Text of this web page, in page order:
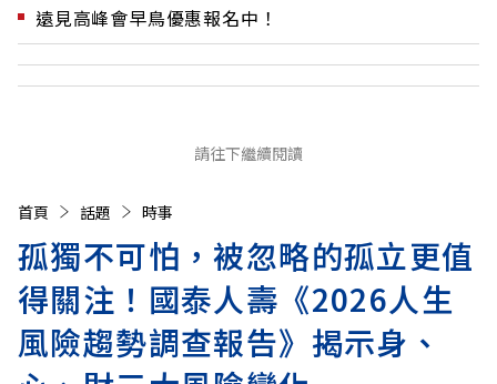
遠見高峰會早鳥優惠報名中！
請往下繼續閱讀
首頁 話題 時事
孤獨不可怕，被忽略的孤立更值
得關注！國泰人壽《2026人生
風險趨勢調查報告》揭示身、